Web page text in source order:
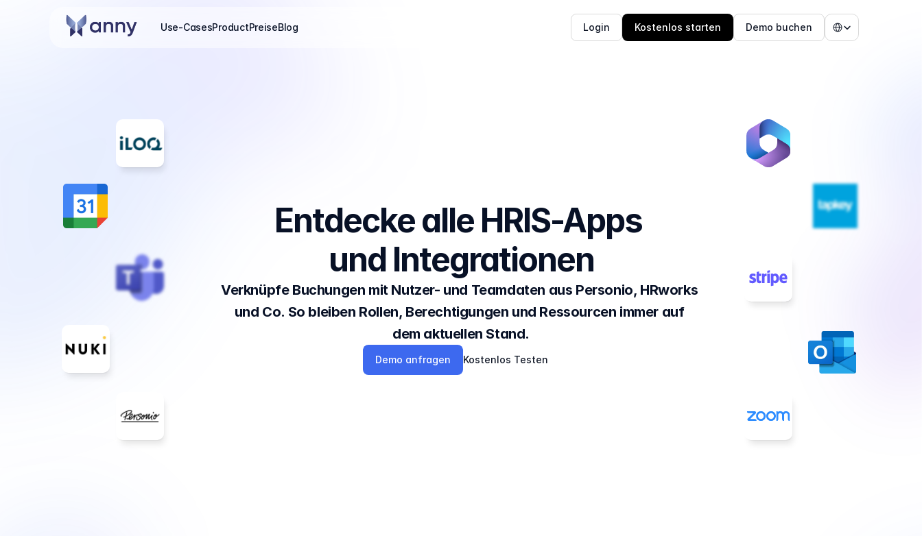
Use-CasesProductPreiseBlog Login Kostenlos starten Demo buchen
Select Language
Entdecke alle HRIS-Apps
und Integrationen
Verknüpfe Buchungen mit Nutzer- und Teamdaten aus Personio, HRworks
und Co. So bleiben Rollen, Berechtigungen und Ressourcen immer auf
dem aktuellen Stand.
Demo anfragen Kostenlos Testen